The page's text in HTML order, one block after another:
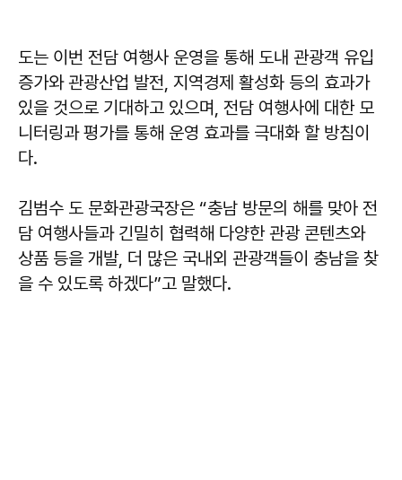
도는 이번 전담 여행사 운영을 통해 도내 관광객 유입
증가와 관광산업 발전, 지역경제 활성화 등의 효과가
있을 것으로 기대하고 있으며, 전담 여행사에 대한 모
니터링과 평가를 통해 운영 효과를 극대화 할 방침이
다.
김범수 도 문화관광국장은 “충남 방문의 해를 맞아 전
담 여행사들과 긴밀히 협력해 다양한 관광 콘텐츠와
상품 등을 개발, 더 많은 국내외 관광객들이 충남을 찾
을 수 있도록 하겠다”고 말했다.